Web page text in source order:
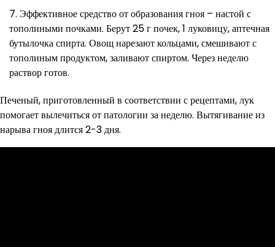
Эффективное средство от образования гноя – настой с
тополиными почками. Берут 25 г почек, 1 луковицу, аптечная
бутылочка спирта. Овощ нарезают кольцами, смешивают с
тополиным продуктом, заливают спиртом. Через неделю
раствор готов.
Печеный, приготовленный в соответствии с рецептами, лук
помогает вылечиться от патологии за неделю. Вытягивание из
нарыва гноя длится 2-3 дня.